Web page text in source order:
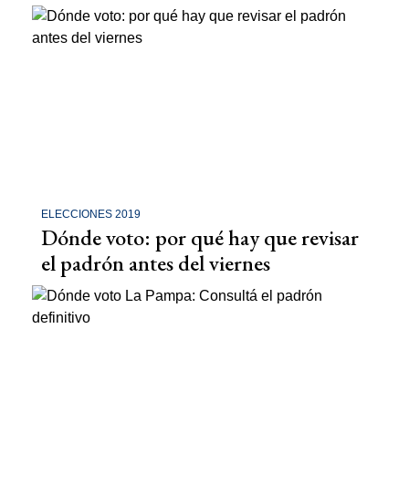
ELECCIONES 2019
Dónde voto: por qué hay que revisar
el padrón antes del viernes